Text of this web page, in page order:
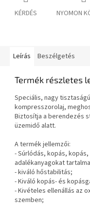
KÉRDÉS NYOMON
Leírás Beszélgetés
Termék részletes
Speciális, nagy
kompresszorolaj,
Biztosítja a berendezés
üzemidő alatt.
A termék jellemzői:
- Súrlódás, kopás,
adalékanyagokat
- kiváló hőstabilitás;
- Kiváló kopás- és
- Kivételes ellenállás az
szemben;